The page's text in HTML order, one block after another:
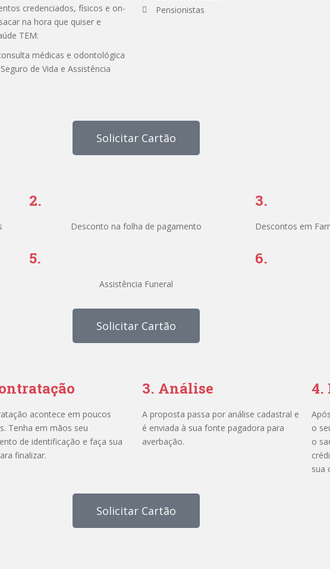
credenciados, físicos e on-
na hora que quiser e
TEM:
médicas e odontológica
de Vida e Assistência
Pensionistas
Solicitar Cartão
2.
Desconto na folha de pagamento
3.
Descontos em
5.
Assistência Funeral
6.
Solicitar Cartão
acontece em poucos
Tenha em mãos seu
de identificação e faça sua
finalizar.
3. Análise
A proposta passa por análise cadastral e
é enviada à sua fonte pagadora para
averbação.
4.
o
o
sua
Solicitar Cartão